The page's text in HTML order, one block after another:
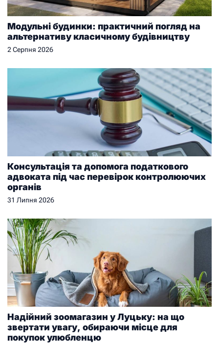
Модульні будинки: практичний погляд на
альтернативу класичному будівництву
2 Серпня 2026
Консультація та допомога податкового
адвоката під час перевірок контролюючих
органів
31 Липня 2026
Надійний зоомагазин у Луцьку: на що
звертати увагу, обираючи місце для
покупок улюбленцю